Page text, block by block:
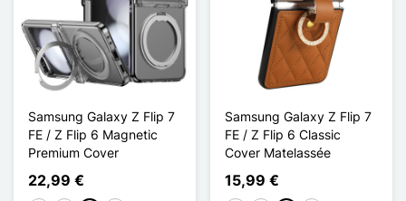
Samsung Galaxy Z Flip 7
FE / Z Flip 6 Magnetic
Premium Cover
22,99 €
Samsung Galaxy Z Flip 7
FE / Z Flip 6 Classic
Cover Matelassée
15,99 €